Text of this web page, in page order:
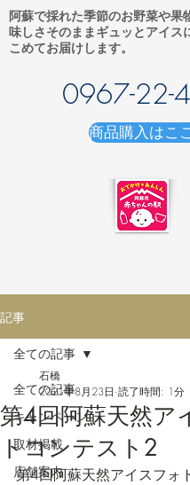
阿蘇で採れた季節のお野菜や果
味しさそのままギュッとアイス
こめてお届けします。
0967-22-
商品購入はこ
記事
全ての記事
キャンペーン
取材掲載
店舗案内
全ての記事
第4回阿蘇天然ア
トコンテスト2
石橋
2021年8月23日 読了時間: 1分
第4回阿蘇天然アイスフォ